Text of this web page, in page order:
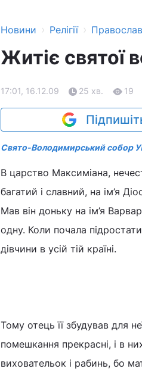
Новини › Релігії ›
Житіє святої
17:01, 16.12.09 25 хв. 19
Свято-Володимирський собор
В царство Максиміана,
багатий і славний, на ім’я
Мав він доньку на ім’я
одну. Коли почала
дівчини в усій тій країні.
Тому отець її збудував для
помешкання прекрасні, і в
виховательок і рабинь, бо